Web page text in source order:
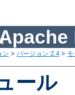
ン > バージョン 2.4 >
ール